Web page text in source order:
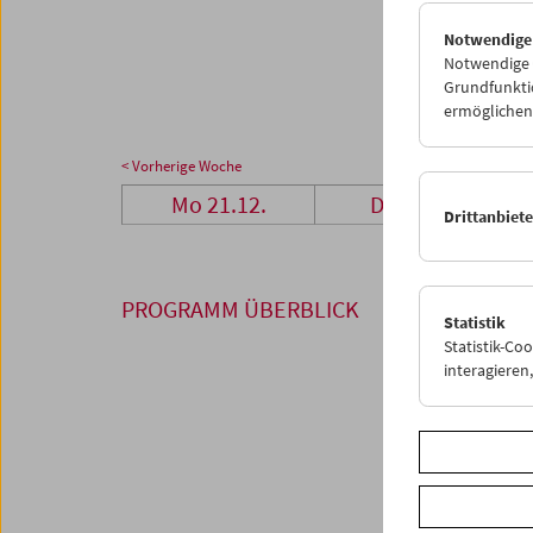
04
< Vorherige Woche
Mo 21.12. Di 22.12.
PROGRAMM ÜBERBLICK
Notwendige
Statistik
Statistik-